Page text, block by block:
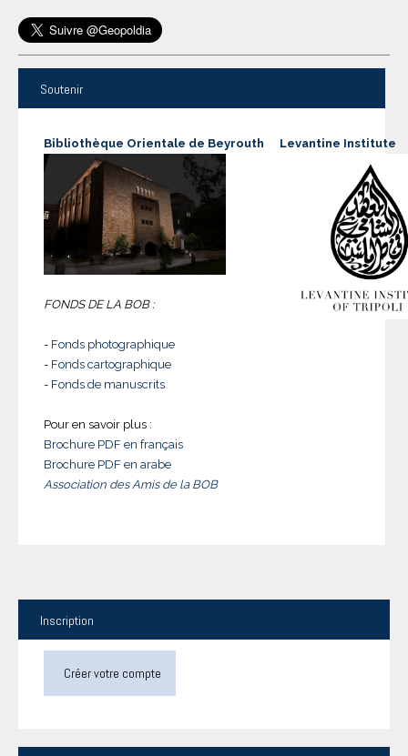
Soutenir
Bibliothèque Orientale de Beyrouth
FONDS DE LA BOB :
- Fonds photographique
- Fonds cartographique
- Fonds de manuscrits
Pour en savoir plus :
Brochure PDF en français
Brochure PDF en arabe
Association des Amis de la BOB
Levantine Institute
Inscription
Créer votre compte